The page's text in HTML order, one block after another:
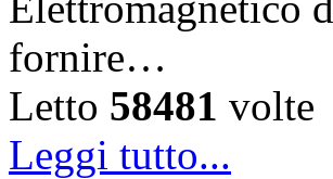
fornire…
Letto 58481 volte
Leggi tutto...